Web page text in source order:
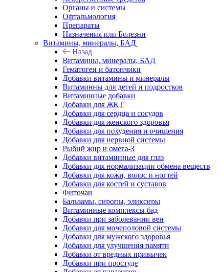
Органы и системы
Офтальмология
Препараты
Назначения или Болезни
Витамины, минералы, БАД
Назад
Витамины, минералы, БАД
Гематоген и батончики
Добавки витамины и минералы
Витаминны для детей и подростков
Витаминные добавки
Добавки для ЖКТ
Добавки для сердца и сосудов
Добавки для женского здоровья
Добавки для похудения и очищения
Добавки для нервной системы
Рыбий жир и омега-3
Добавки витаминные для глаз
Добавки для нормализации обмена веществ
Добавки для кожи, волос и ногтей
Добавки для костей и суставов
Фиточаи
Бальзамы, сиропы, эликсиры
Витаминные комплексы бад
Добавки при заболевании вен
Добавки для мочеполовой системы
Добавки для мужского здоровья
Добавки для улучшения памяти
Добавки от вредных привычек
Добавки при простуде